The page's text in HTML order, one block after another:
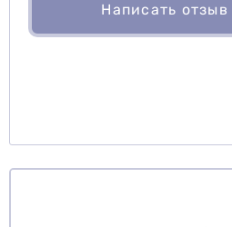
Написать отзыв